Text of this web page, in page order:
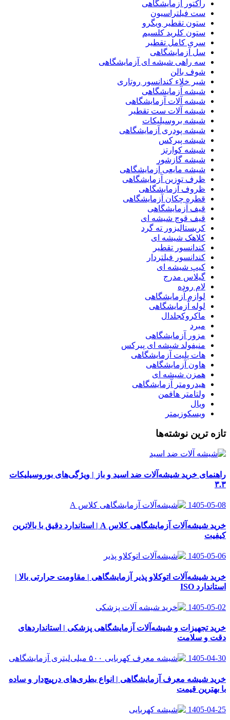
راکتور آزمایشگاهی
ست فیلتراسیون
ستون تقطیر ویگرو
ستون کلرید کلسیم
سری کامل تقطیر
سل آزمایشگاهی
سه راهی شیشه ای آزمایشگاهی
شوف بالن
شیر خلاء کندانسور روتاری
شیشه آزمایشگاهی
شیشه آلات آزمایشگاهی
شیشه آلات ست تقطیر
شیشه بروسیلیکات
شیشه پودری آزمایشگاهی
شیشه پیرکس
شیشه کوارتز
شیشه گازشور
شیشه مایعی آزمایشگاهی
ظرف توزین آزمایشگاهی
ظروف آزمایشگاهی
قطره چکان آزمایشگاهی
قیف آزمایشگاهی
قیف قوچ شیشه ای
کریستالیزور ته گرد
کلاهک شیشه ای
کندانسور تقطیر
کندانسور فیلتردار
کیپ شیشه ای
گیلاس مدرج
لام روده
لوازم آزمایشگاهی
لوله آزمایشگاهی
ماکروکجلدال
مبرد
مزور آزمایشگاهی
منیفولد شیشه ای پیرکس
هات پلیت آزمایشگاهی
هاون آزمایشگاهی
همزن شیشه ای
هیدرومتر آزمایشگاهی
ولتامتر هافمن
ویال
ویسکوزیمتر
تازه ترین نوشته‌ها
راهنمای خرید شیشه‌آلات ضد اسید و باز | ویژگی‌های بوروسیلیکات
۳.۳
1405-05-08
خرید شیشه‌آلات آزمایشگاهی کلاس A | استاندارد دقیق با بالاترین
کیفیت
1405-05-06
خرید شیشه‌آلات اتوکلاو پذیر آزمایشگاهی | مقاومت حرارتی بالا |
استاندارد ISO
1405-05-02
خرید تجهیزات و شیشه‌آلات آزمایشگاهی پزشکی | استانداردهای
دقت و سلامت
1405-04-30
خرید شیشه معرف آزمایشگاهی | انواع بطری‌های در‌پیچ‌دار و ساده
با بهترین قیمت
1405-04-25